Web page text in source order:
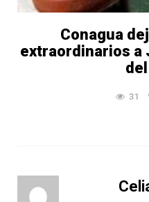
Conagua
extraordinarios a
31